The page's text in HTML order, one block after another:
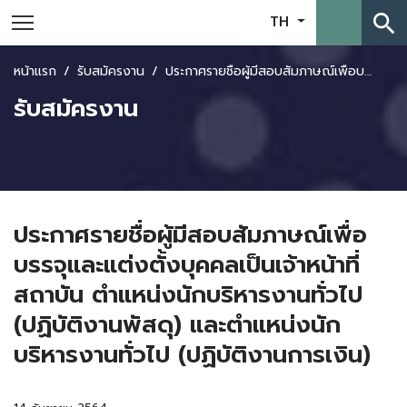
TH search
หน้าแรก รับสมัครงาน ประกาศรายชื่อผู้มีสอบสัมภาษณ์เพื่อบรรจุและแต่งตั้งบุคคลเป็นเจ้าหน้าที่สถาบัน ตำแหน่งนักบริหารงานทั่วไป (ปฏิบัติงานพัสดุ) และตำแหน่งนักบริหารงานทั่วไป (ปฏิบัติงานการเงิน)
รับสมัครงาน
ประกาศรายชื่อผู้มีสอบสัมภาษณ์เพื่อ
บรรจุและแต่งตั้งบุคคลเป็นเจ้าหน้าที่
สถาบัน ตำแหน่งนักบริหารงานทั่วไป
(ปฏิบัติงานพัสดุ) และตำแหน่งนัก
บริหารงานทั่วไป (ปฏิบัติงานการเงิน)